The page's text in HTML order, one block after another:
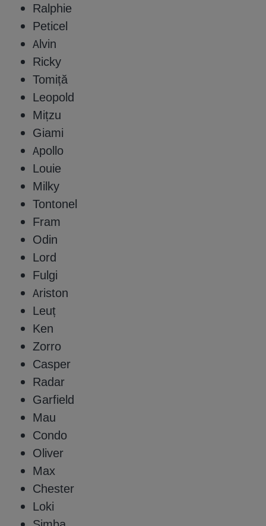
Ralphie
Peticel
Alvin
Ricky
Tomiță
Leopold
Mițzu
Giami
Apollo
Louie
Milky
Tontonel
Fram
Odin
Lord
Fulgi
Ariston
Leuț
Ken
Zorro
Casper
Radar
Garfield
Mau
Condo
Oliver
Max
Chester
Loki